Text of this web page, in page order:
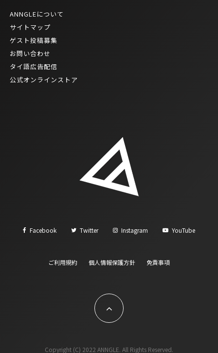
ANNGLEについて
サイトマップ
ゲスト投稿募集
お問い合わせ
タイ語広告配信
公式オンラインストア
Facebook Twitter Instagram YouTube
ご利用規約 個人情報保護方針 免責事項
Copyright (C) 2022 ANNGLE. All Rights Reserved.